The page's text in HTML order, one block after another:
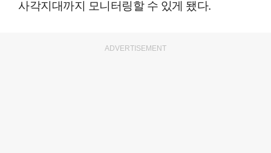
사각지대까지 모니터링할 수 있게 됐다.
ADVERTISEMENT